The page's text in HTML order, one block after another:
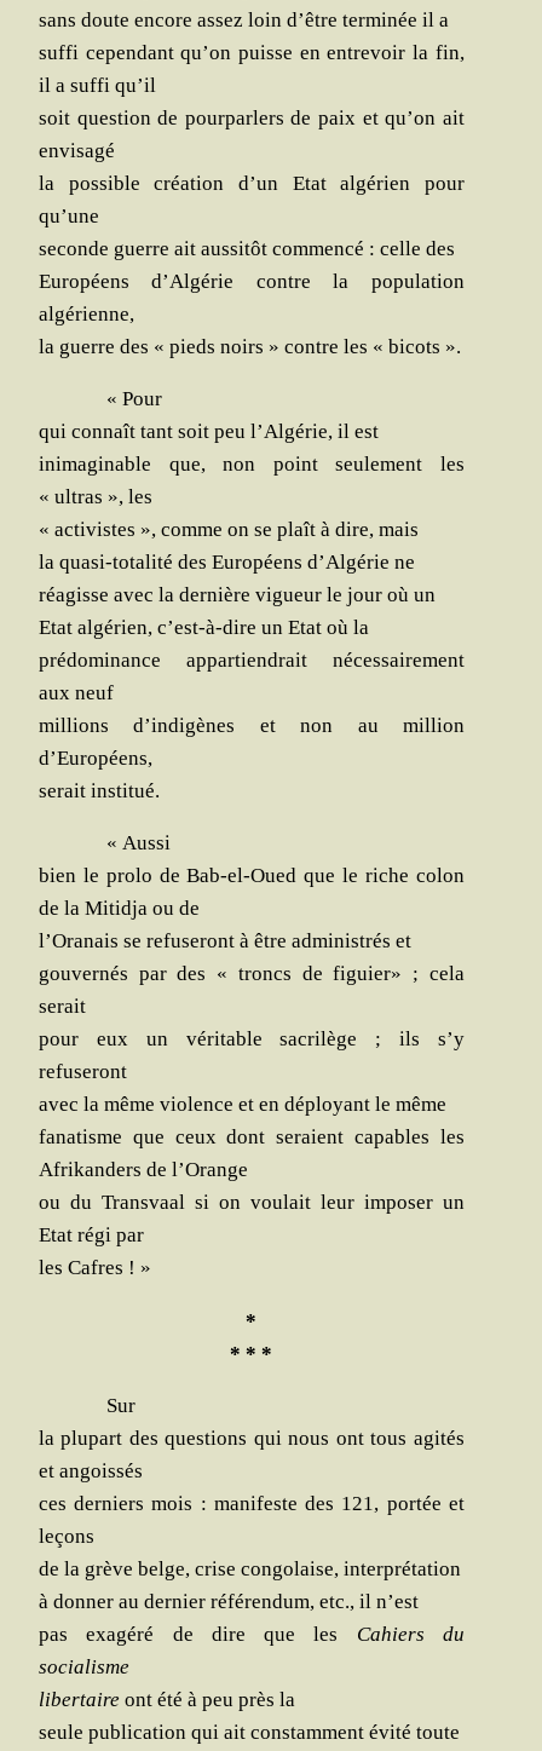
sans doute encore assez loin d’être ter­mi­née il a
suf­fi cepen­dant qu’on puisse en entre­voir la fin,
il a suf­fi qu’il
soit ques­tion de pour­par­lers de paix et qu’on ait
envisagé
la pos­sible créa­tion d’un Etat algé­rien pour
qu’une
seconde guerre ait aus­si­tôt com­men­cé : celle des
Euro­péens d’Algérie contre la popu­la­tion
algérienne,
la guerre des « pieds noirs » contre les « bicots ».
« Pour
qui connaît tant soit peu l’Algérie, il est
inima­gi­nable que, non point seule­ment les
« ultras », les
« acti­vistes », comme on se plaît à dire, mais
la qua­si-tota­li­té des Euro­péens d’Algérie ne
réagisse avec la der­nière vigueur le jour où un
Etat algé­rien, c’est-à-dire un Etat où la
pré­do­mi­nance appar­tien­drait néces­sai­re­ment
aux neuf
mil­lions d’indigènes et non au mil­lion
d’Européens,
serait institué.
« Aus­si
bien le pro­lo de Bab-el-Oued que le riche colon
de la Mitid­ja ou de
l’Oranais se refu­se­ront à être admi­nis­trés et
gou­ver­nés par des « troncs de figuier» ; cela
serait
pour eux un véri­table sacri­lège ; ils s’y
refuseront
avec la même vio­lence et en déployant le même
fana­tisme que ceux dont seraient capables les
Afri­kan­ders de l’Orange
ou du Trans­vaal si on vou­lait leur impo­ser un
Etat régi par
les Cafres ! »
*
* * *
Sur
la plu­part des ques­tions qui nous ont tous agi­tés
et angoissés
ces der­niers mois : mani­feste des 121, por­tée et
leçons
de la grève belge, crise congo­laise, interprétation
à don­ner au der­nier réfé­ren­dum, etc., il n’est
pas exa­gé­ré de dire que les Cahiers du
socialisme
liber­taire ont été à peu près la
seule publi­ca­tion qui ait constam­ment évi­té toute